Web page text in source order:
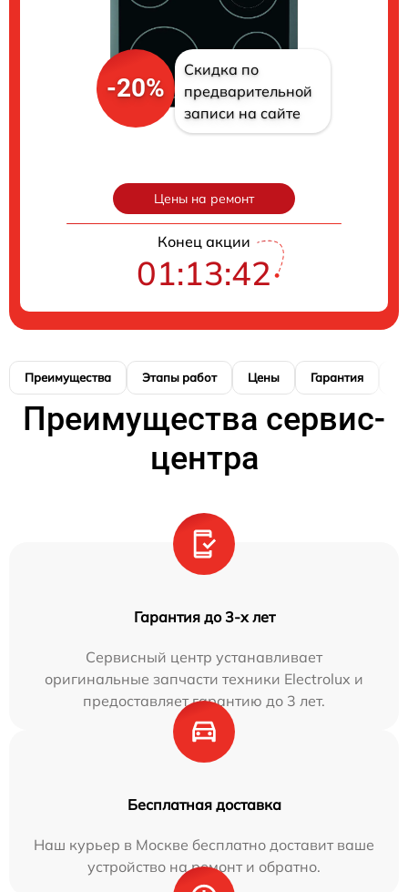
-20%
Скидка по
предварительной
записи на сайте
Цены на ремонт
Конец акции
01:13:40
Преимущества Этапы работ Цены Гарантия
Преимущества сервис-
центра
Гарантия до 3-х лет
Сервисный центр устанавливает
оригинальные запчасти техники Electrolux и
предоставляет гарантию до 3 лет.
Бесплатная доставка
Наш курьер в Москве бесплатно доставит ваше
устройство на ремонт и обратно.